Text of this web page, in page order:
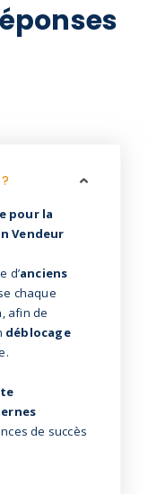
pour la
Vendeur
d’anciens
chaque
, afin de
déblocage
de succès